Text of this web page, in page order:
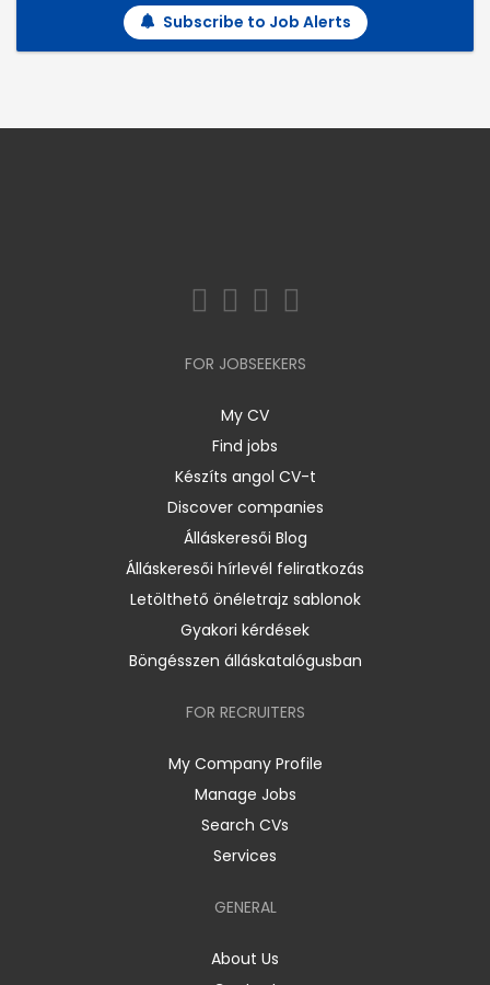
Subscribe to Job Alerts
FOR JOBSEEKERS
My CV
Find jobs
Készíts angol CV-t
Discover companies
Álláskeresői Blog
Álláskeresői hírlevél feliratkozás
Letölthető önéletrajz sablonok
Gyakori kérdések
Böngésszen álláskatalógusban
FOR RECRUITERS
My Company Profile
Manage Jobs
Search CVs
Services
GENERAL
About Us